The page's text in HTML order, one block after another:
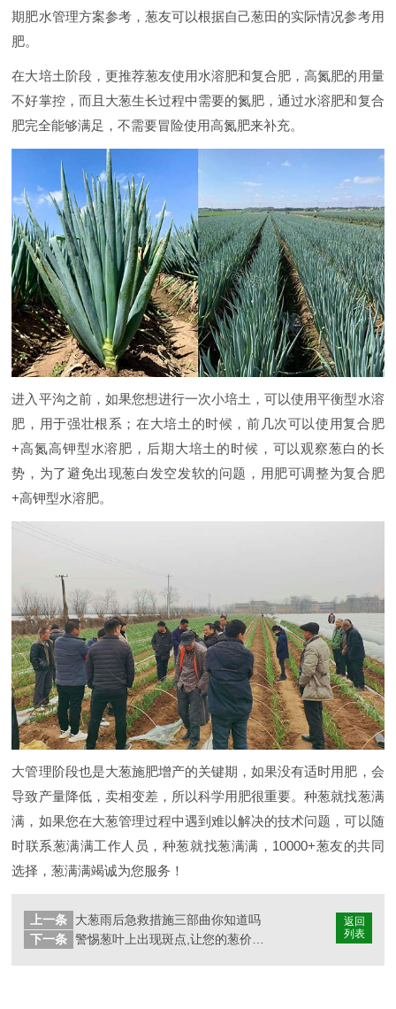
期肥水管理方案参考，葱友可以根据自己葱田的实际情况参考用
肥。
在大培土阶段，更推荐葱友使用水溶肥和复合肥，高氮肥的用量
不好掌控，而且大葱生长过程中需要的氮肥，通过水溶肥和复合
肥完全能够满足，不需要冒险使用高氮肥来补充。
进入平沟之前，如果您想进行一次小培土，可以使用平衡型水溶
肥，用于强壮根系；在大培土的时候，前几次可以使用复合肥
+高氮高钾型水溶肥，后期大培土的时候，可以观察葱白的长
势，为了避免出现葱白发空发软的问题，用肥可调整为复合肥
+高钾型水溶肥。
大管理阶段也是大葱施肥增产的关键期，如果没有适时用肥，会
导致产量降低，卖相变差，所以科学用肥很重要。种葱就找葱满
满，如果您在大葱管理过程中遇到难以解决的技术问题，可以随
时联系葱满满工作人员，种葱就找葱满满，10000+葱友的共同
选择，葱满满竭诚为您服务！
返回
列表
上一条
大葱雨后急救措施三部曲你知道吗
下一条